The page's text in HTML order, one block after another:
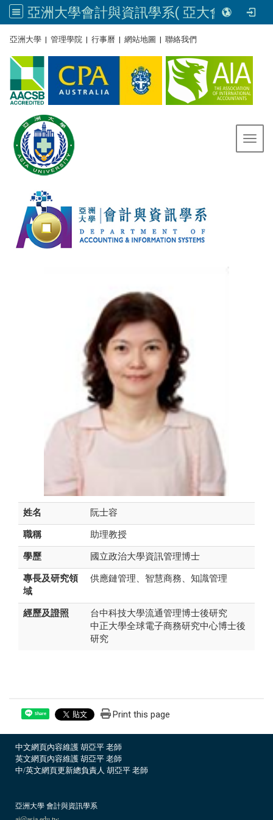
亞洲大學會計與資訊學系( 亞大會資系官網) | Asia University, Taiwan
亞洲大學 | 管理學院 | 行事曆 | 網站地圖 | 聯絡我們
姓名 阮士容
職稱 助理教授
學歷 國立政治大學資訊管理博士
專長及研究領
域
供應鏈管理、智慧商務、知識管理
經歷及證照
台中科技大學流通管理博士後研究
中正大學全球電子商務研究中心博士後
研究
Share Print this page
中文網頁內容維護 胡亞平 老師
英文網頁內容維護 胡亞平 老師
中/英文網頁更新總負責人 胡亞平 老師
亞洲大學 會計與資訊學系